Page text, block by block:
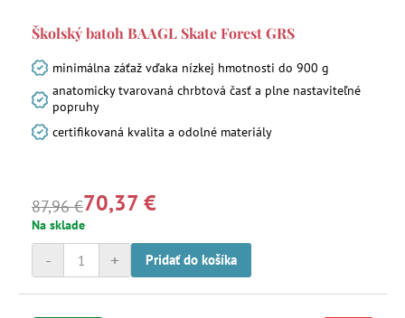
Školský batoh BAAGL Skate Forest GRS
minimálna záťaž vďaka nízkej hmotnosti do 900 g
anatomicky tvarovaná chrbtová časť a plne nastaviteľné
popruhy
certifikovaná kvalita a odolné materiály
87,96 €70,37 €
Na sklade
+
- Pridať do košíka